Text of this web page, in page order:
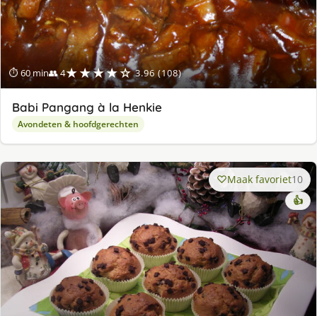
⏱ 60 min👥 4★★★★☆ 3.96 (108)
Babi Pangang à la Henkie
Avondeten & hoofdgerechten
Maak favoriet10
👍